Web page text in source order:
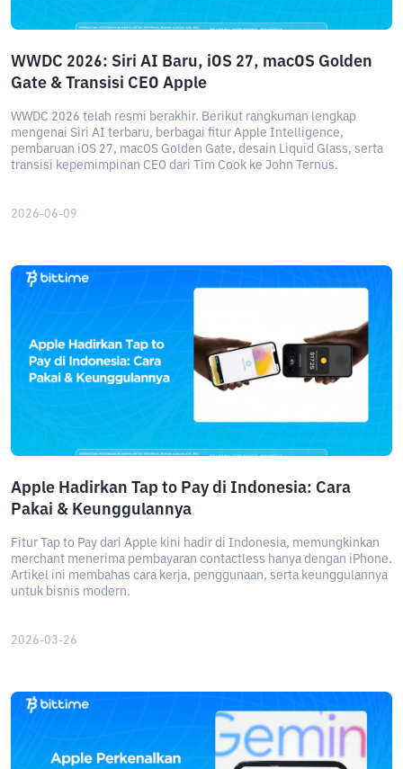
WWDC 2026: Siri AI Baru, iOS 27, macOS Golden
Gate & Transisi CEO Apple
WWDC 2026 telah resmi berakhir. Berikut rangkuman lengkap
mengenai Siri AI terbaru, berbagai fitur Apple Intelligence,
pembaruan iOS 27, macOS Golden Gate, desain Liquid Glass, serta
transisi kepemimpinan CEO dari Tim Cook ke John Ternus.
2026-06-09
Apple Hadirkan Tap to Pay di Indonesia: Cara
Pakai & Keunggulannya
Fitur Tap to Pay dari Apple kini hadir di Indonesia, memungkinkan
merchant menerima pembayaran contactless hanya dengan iPhone.
Artikel ini membahas cara kerja, penggunaan, serta keunggulannya
untuk bisnis modern.
2026-03-26